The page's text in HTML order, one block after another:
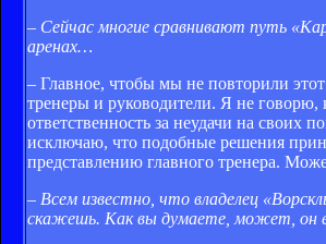
– Сейчас многие сравнивают путь
аренах…
– Главное, чтобы мы не повторили
тренеры и руководители. Я не говорю,
ответственность за неудачи на
исключаю, что подобные решения
представлению главного тренера.
– Всем известно, что владелец
скажешь. Как вы думаете, может, он